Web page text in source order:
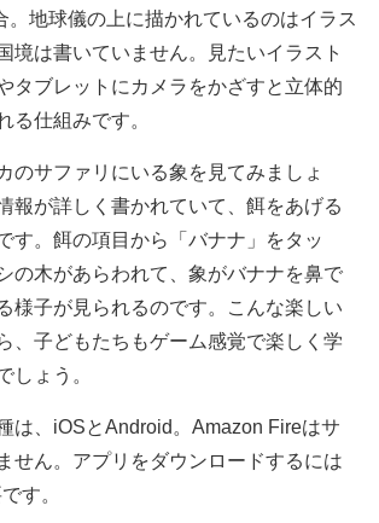
。地球儀の上に描かれているのはイラス
境は書いていません。見たいイラスト
タブレットにカメラをかざすと立体的
る仕組みです。
のサファリにいる象を見てみましょ
報が詳しく書かれていて、餌をあげる
す。餌の項目から「バナナ」をタッ
の木があらわれて、象がバナナを鼻で
様子が見られるのです。こんな楽しい
、子どもたちもゲーム感覚で楽しく学
しょう。
は、iOSとAndroid。Amazon Fireはサ
せん。アプリをダウンロードするには
す。